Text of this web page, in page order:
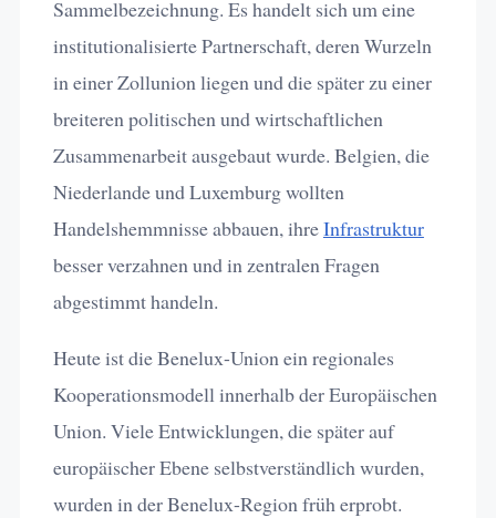
Sammelbezeichnung. Es handelt sich um eine
institutionalisierte Partnerschaft, deren Wurzeln
in einer Zollunion liegen und die später zu einer
breiteren politischen und wirtschaftlichen
Zusammenarbeit ausgebaut wurde. Belgien, die
Niederlande und Luxemburg wollten
Handelshemmnisse abbauen, ihreInfrastruktur
besser verzahnen und in zentralen Fragen
abgestimmt handeln.
Heute ist die Benelux-Union ein regionales
Kooperationsmodell innerhalb der Europäischen
Union. Viele Entwicklungen, die später auf
europäischer Ebene selbstverständlich wurden,
wurden in der Benelux-Region früh erprobt.